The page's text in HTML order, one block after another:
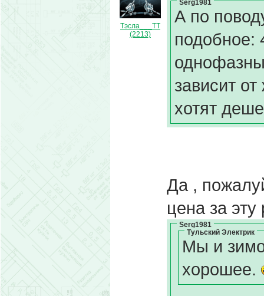
Тэсла___ТТ
(2213)
Serg1981
А по
подобное:
зависит
хотят
Да ,
цена за эту
Serg1981
Тульский Электрик
Мы и
хорошее.